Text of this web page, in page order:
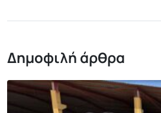
Δημοφιλή άρθρα